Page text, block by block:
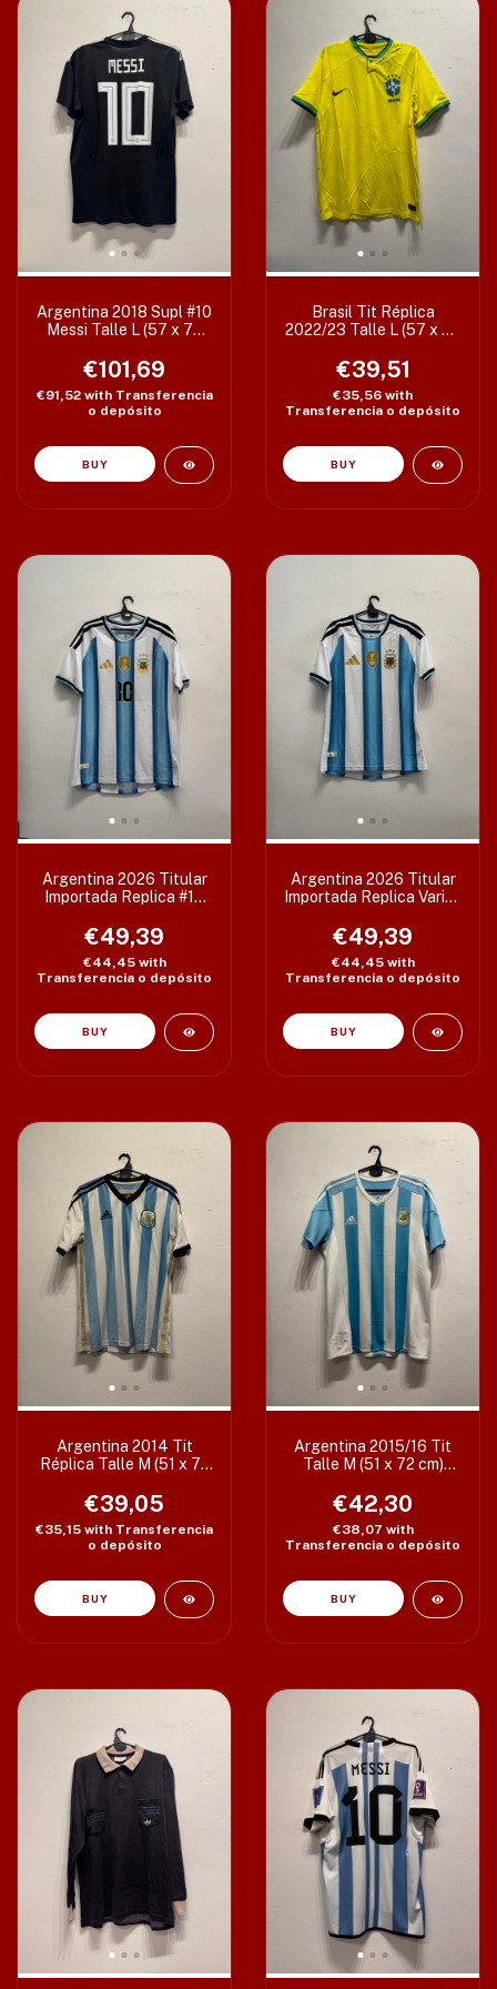
Argentina 2018 Supl #10
Messi Talle L (57 x 75
€101,69
€91,52 with Transferencia
o depósito
Brasil Tit Réplica
2022/23 Talle L (57 x 76
€39,51
€35,56 with
Transferencia o depósito
Argentina 2026 Titular
Importada Replica #10
€49,39
€44,45 with
Transferencia o depósito
BUY
Argentina 2026 Titular
Importada Replica Varios
€49,39
€44,45 with
Transferencia o depósito
BUY
Argentina 2014 Tit
Réplica Talle M (51 x 72
€39,05
€35,15 with Transferencia
o depósito
Argentina 2015/16 Tit
Talle M (51 x 72 cm)
€42,30
€38,07 with
Transferencia o depósito